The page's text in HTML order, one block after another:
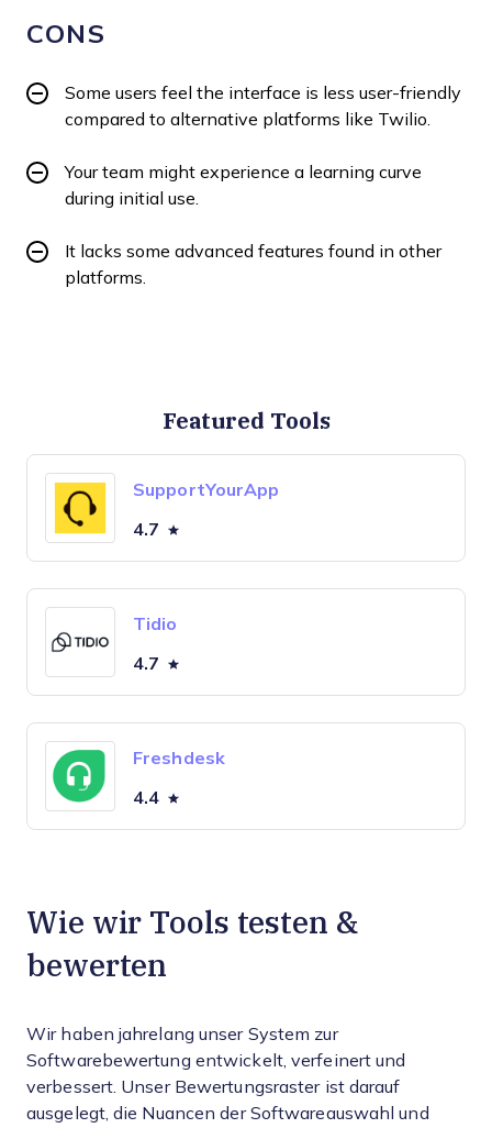
CONS
Some users feel the interface is less user-friendly
compared to alternative platforms like Twilio.
Your team might experience a learning curve
during initial use.
It lacks some advanced features found in other
platforms.
Featured Tools
SupportYourApp
4.7
Tidio
4.7
Freshdesk
4.4
Wie wir Tools testen &
bewerten
Wir haben jahrelang unser System zur
Softwarebewertung entwickelt, verfeinert und
verbessert. Unser Bewertungsraster ist darauf
ausgelegt, die Nuancen der Softwareauswahl und